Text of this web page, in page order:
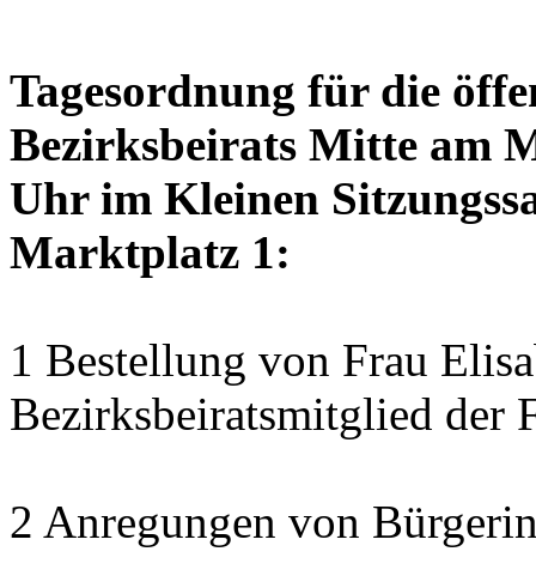
Tagesordnung für die
Bezirksbeirats Mitte am
Uhr im Kleinen
Marktplatz 1:
1 Bestellung von Frau
Bezirksbeiratsmitglied der
2 Anregungen von